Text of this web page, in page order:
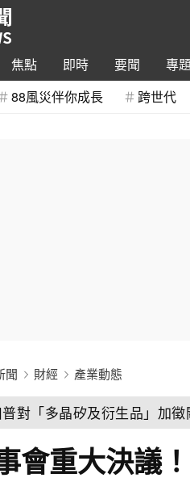
焦點 即時 要聞 專
88風災伴你成長 跨世代
聞 財經 產業動態
對「多晶矽及衍生品」加
會重大決議